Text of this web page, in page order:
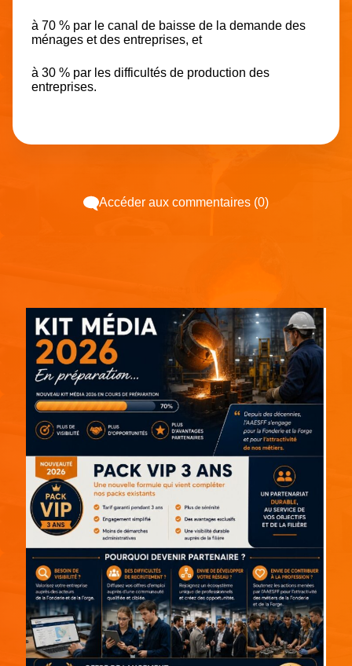
à 70 % par le canal de baisse de la demande des
ménages et des entreprises, et
à 30 % par les difficultés de production des
entreprises.
Accéder aux commentaires (0)